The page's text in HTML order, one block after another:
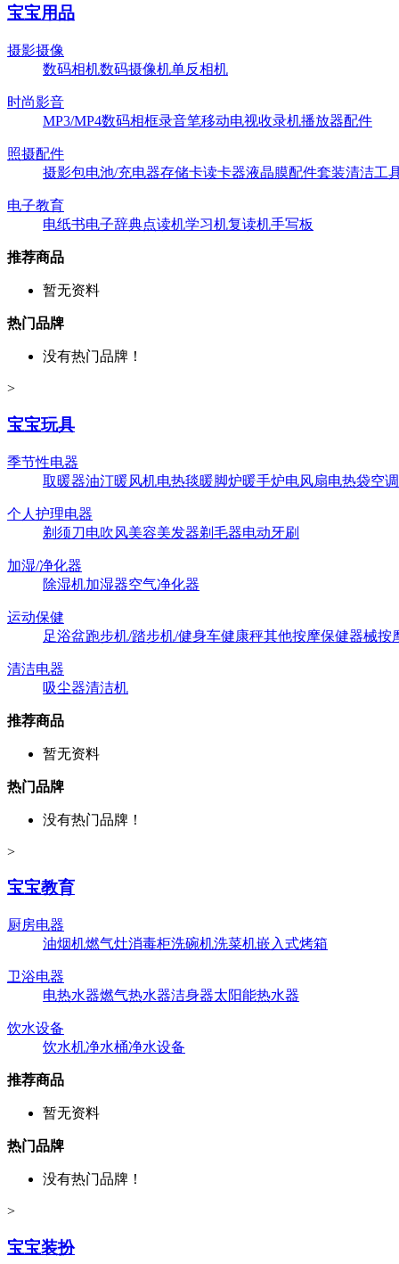
宝宝用品
摄影摄像
数码相机数码摄像机单反相机
时尚影音
MP3/MP4数码相框录音笔移动电视收录机播放器配件
照摄配件
摄影包电池/充电器存储卡读卡器液晶膜配件套装清洁工
电子教育
电纸书电子辞典点读机学习机复读机手写板
推荐商品
暂无资料
热门品牌
没有热门品牌！
>
宝宝玩具
季节性电器
取暖器油汀暖风机电热毯暖脚炉暖手炉电风扇电热袋空
个人护理电器
剃须刀电吹风美容美发器剃毛器电动牙刷
加湿/净化器
除湿机加湿器空气净化器
运动保健
足浴盆跑步机/踏步机/健身车健康秤其他按摩保健器械按
清洁电器
吸尘器清洁机
推荐商品
暂无资料
热门品牌
没有热门品牌！
>
宝宝教育
厨房电器
油烟机燃气灶消毒柜洗碗机洗菜机嵌入式烤箱
卫浴电器
电热水器燃气热水器洁身器太阳能热水器
饮水设备
饮水机净水桶净水设备
推荐商品
暂无资料
热门品牌
没有热门品牌！
>
宝宝装扮